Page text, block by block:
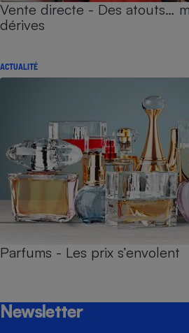
Vente directe - Des atouts…
dérives
ACTUALITÉ
Parfums - Les prix s’envolent
Newsletter